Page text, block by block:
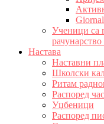
Ученици са
Настава
Наставни
Школски
Ритам
Распоред
Уџбеници
Распоред